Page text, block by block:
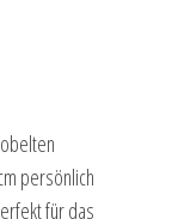
persönlich
für das